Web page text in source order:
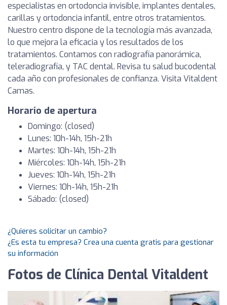
especialistas en ortodoncia invisible, implantes dentales,
carillas y ortodoncia infantil, entre otros tratamientos.
Nuestro centro dispone de la tecnología más avanzada,
lo que mejora la eficacia y los resultados de los
tratamientos. Contamos con radiografía panorámica,
teleradiografía, y TAC dental. Revisa tu salud bucodental
cada año con profesionales de confianza. Visita Vitaldent
Camas.
Horario de apertura
Domingo: (closed)
Lunes: 10h-14h, 15h-21h
Martes: 10h-14h, 15h-21h
Miércoles: 10h-14h, 15h-21h
Jueves: 10h-14h, 15h-21h
Viernes: 10h-14h, 15h-21h
Sábado: (closed)
¿Quieres solicitar un cambio?
¿Es esta tu empresa? Crea una cuenta gratis para gestionar
su información
Fotos de Clínica Dental Vitaldent